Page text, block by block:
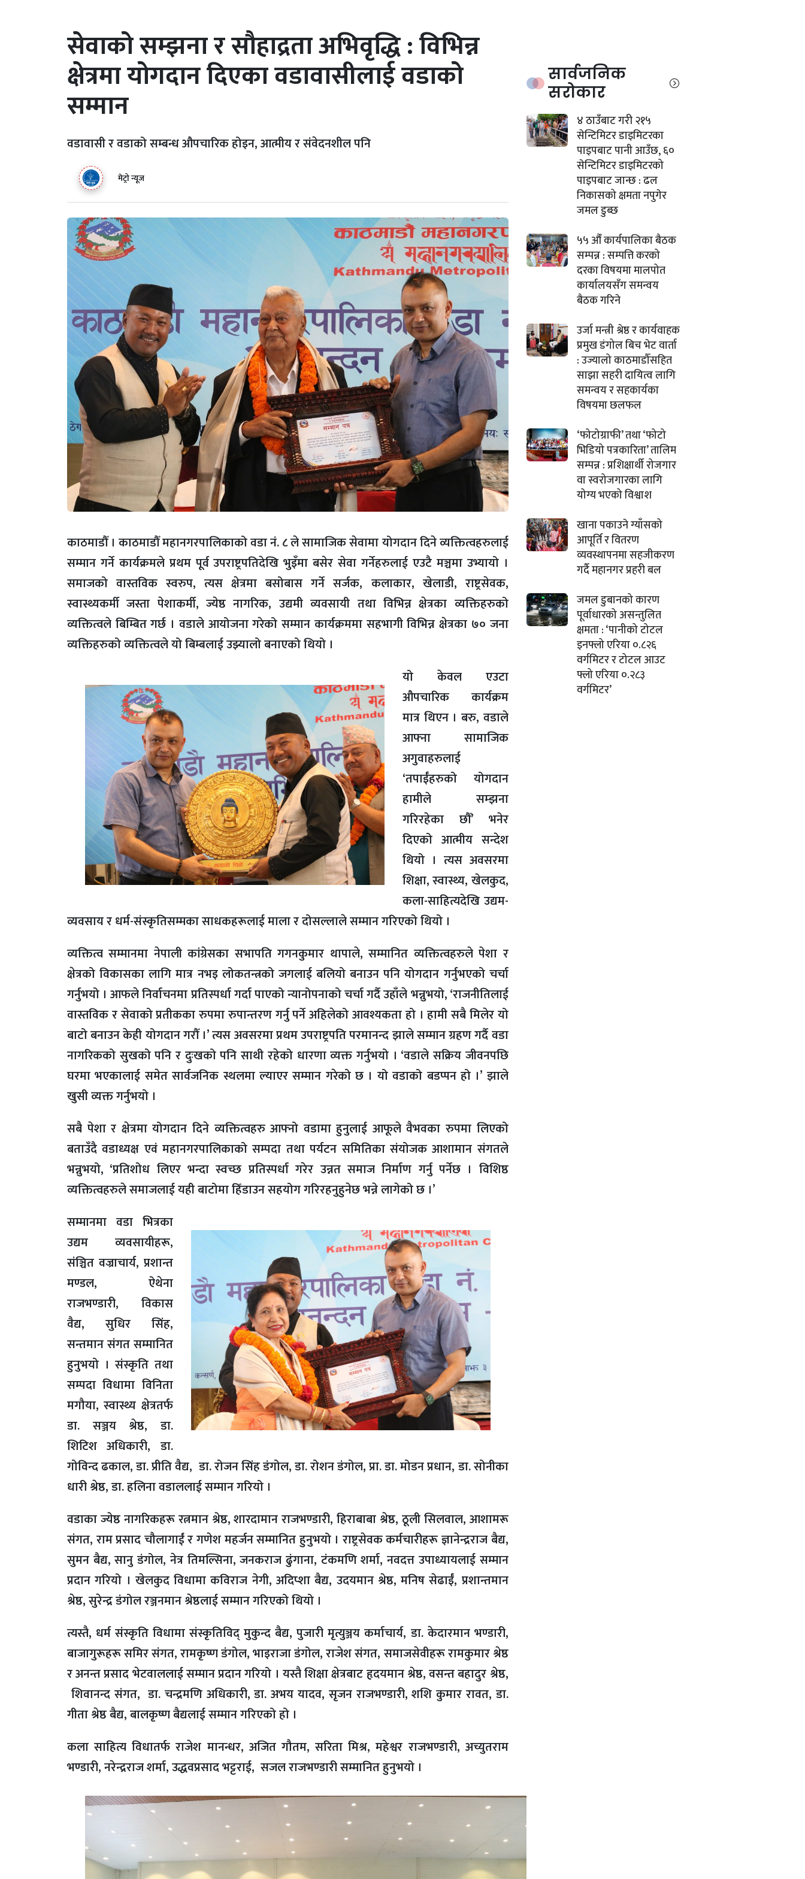
सेवाको सम्झना र सौहाद्रता अभिवृद्धि : विभिन्न
क्षेत्रमा योगदान दिएका वडावासीलाई वडाको
सम्मान
वडावासी र वडाको सम्बन्ध औपचारिक होइन, आत्मीय र संवेदनशील पनि
मेट्रो न्यूज
काठमाडौँ । काठमाडौँ महानगरपालिकाको वडा नं. ८ ले सामाजिक सेवामा योगदान दिने व्यक्तित्वहरुलाई
सम्मान गर्ने कार्यक्रमले प्रथम पूर्व उपराष्ट्रपतिदेखि भुइँमा बसेर सेवा गर्नेहरुलाई एउटै मञ्चमा उभ्यायो ।
समाजको वास्तविक स्वरुप, त्यस क्षेत्रमा बसोबास गर्ने सर्जक, कलाकार, खेलाडी, राष्ट्रसेवक,
स्वास्थ्यकर्मी जस्ता पेशाकर्मी, ज्येष्ठ नागरिक, उद्यमी व्यवसायी तथा विभिन्न क्षेत्रका व्यक्तिहरुको
व्यक्तित्वले बिम्बित गर्छ । वडाले आयोजना गरेको सम्मान कार्यक्रममा सहभागी विभिन्न क्षेत्रका ७० जना
व्यक्तिहरुको व्यक्तित्वले यो बिम्बलाई उझ्यालो बनाएको थियो ।
यो केवल एउटा
औपचारिक कार्यक्रम
मात्र थिएन । बरु, वडाले
आफ्ना सामाजिक
अगुवाहरुलाई
‘तपाईँहरुको योगदान
हामीले सम्झना
गरिरहेका छौँ’ भनेर
दिएको आत्मीय सन्देश
थियो । त्यस अवसरमा
शिक्षा, स्वास्थ्य, खेलकुद,
कला-साहित्यदेखि उद्यम-
व्यवसाय र धर्म-संस्कृतिसम्मका साधकहरूलाई माला र दोसल्लाले सम्मान गरिएको थियो ।
व्यक्तित्व सम्मानमा नेपाली कांग्रेसका सभापति गगनकुमार थापाले, सम्मानित व्यक्तित्वहरुले पेशा र
क्षेत्रको विकासका लागि मात्र नभइ लोकतन्त्रको जगलाई बलियो बनाउन पनि योगदान गर्नुभएको चर्चा
गर्नुभयो । आफले निर्वाचनमा प्रतिस्पर्धा गर्दा पाएको न्यानोपनाको चर्चा गर्दै उहाँले भन्नुभयो, ‘राजनीतिलाई
वास्तविक र सेवाको प्रतीकका रुपमा रुपान्तरण गर्नु पर्ने अहिलेको आवश्यकता हो । हामी सबै मिलेर यो
बाटो बनाउन केही योगदान गरौँ ।’ त्यस अवसरमा प्रथम उपराष्ट्रपति परमानन्द झाले सम्मान ग्रहण गर्दै वडा
नागरिकको सुखको पनि र दुःखको पनि साथी रहेको धारणा व्यक्त गर्नुभयो । ‘वडाले सक्रिय जीवनपछि
घरमा भएकालाई समेत सार्वजनिक स्थलमा ल्याएर सम्मान गरेको छ । यो वडाको बडप्पन हो ।’ झाले
खुसी व्यक्त गर्नुभयो ।
सबै पेशा र क्षेत्रमा योगदान दिने व्यक्तित्वहरु आफ्नो वडामा हुनुलाई आफूले वैभवका रुपमा लिएको
बताउँदै वडाध्यक्ष एवं महानगरपालिकाको सम्पदा तथा पर्यटन समितिका संयोजक आशामान संगतले
भन्नुभयो, ‘प्रतिशोध लिएर भन्दा स्वच्छ प्रतिस्पर्धा गरेर उन्नत समाज निर्माण गर्नु पर्नेछ । विशिष्ठ
व्यक्तित्वहरुले समाजलाई यही बाटोमा हिँडाउन सहयोग गरिरहनुहुनेछ भन्ने लागेको छ ।’
सम्मानमा वडा भित्रका
उद्यम व्यवसायीहरू,
संञ्चित वज्राचार्य, प्रशान्त
मण्डल, ऐथेना
राजभण्डारी, विकास
वैद्य, सुधिर सिंह,
सन्तमान संगत सम्मानित
हुनुभयो । संस्कृति तथा
सम्पदा विधामा विनिता
मगौया, स्वास्थ्य क्षेत्रतर्फ
डा. सञ्जय श्रेष्ठ, डा.
शिटिश अधिकारी, डा.
गोविन्द ढकाल, डा. प्रीति वैद्य, डा. रोजन सिंह डंगोल, डा. रोशन डंगोल, प्रा. डा. मोडन प्रधान, डा. सोनीका
धारी श्रेष्ठ, डा. हलिना वडाललाई सम्मान गरियो ।
वडाका ज्येष्ठ नागरिकहरू रत्नमान श्रेष्ठ, शारदामान राजभण्डारी, हिराबाबा श्रेष्ठ, ठूली सिलवाल, आशामरू
संगत, राम प्रसाद चौलागाईं र गणेश महर्जन सम्मानित हुनुभयो । राष्ट्रसेवक कर्मचारीहरू ज्ञानेन्द्रराज बैद्य,
सुमन बैद्य, सानु डंगोल, नेत्र तिमल्सिना, जनकराज ढुंगाना, टंकमणि शर्मा, नवदत्त उपाध्यायलाई सम्मान
प्रदान गरियो । खेलकुद विधामा कविराज नेगी, अदिप्शा बैद्य, उदयमान श्रेष्ठ, मनिष सेढाईँ, प्रशान्तमान
श्रेष्ठ, सुरेन्द्र डंगोल रञ्जनमान श्रेष्ठलाई सम्मान गरिएको थियो ।
त्यस्तै, धर्म संस्कृति विधामा संस्कृतिविद् मुकुन्द बैद्य, पुजारी मृत्युञ्जय कर्माचार्य, डा. केदारमान भण्डारी,
बाजागुरूहरू समिर संगत, रामकृष्ण डंगोल, भाइराजा डंगोल, राजेश संगत, समाजसेवीहरू रामकुमार श्रेष्ठ
र अनन्त प्रसाद भेटवाललाई सम्मान प्रदान गरियो । यस्तै शिक्षा क्षेत्रबाट हृदयमान श्रेष्ठ, वसन्त बहादुर श्रेष्ठ,
शिवानन्द संगत, डा. चन्द्रमणि अधिकारी, डा. अभय यादव, सृजन राजभण्डारी, शशि कुमार रावत, डा.
गीता श्रेष्ठ बैद्य, बालकृष्ण बैद्यलाई सम्मान गरिएको हो ।
कला साहित्य विधातर्फ राजेश मानन्धर, अजित गौतम, सरिता मिश्र, महेश्वर राजभण्डारी, अच्युतराम
भण्डारी, नरेन्द्रराज शर्मा, उद्धवप्रसाद भट्टराई, सजल राजभण्डारी सम्मानित हुनुभयो ।
सार्वजनिक
सरोकार
४ ठाउँबाट गरी २१५
सेन्टिमिटर डाइमिटरका
पाइपबाट पानी आउँछ, ६०
सेन्टिमिटर डाइमिटरको
पाइपबाट जान्छ : ढल
निकासको क्षमता नपुगेर
जमल डुब्छ
५५ औँ कार्यपालिका बैठक
सम्पन्न : सम्पत्ति करको
दरका विषयमा मालपोत
कार्यालयसँग समन्वय
बैठक गरिने
उर्जा मन्त्री श्रेष्ठ र कार्यवाहक
प्रमुख डंगोल बिच भेट वार्ता
: उज्यालो काठमाडौँसहित
साझा सहरी दायित्व लागि
समन्वय र सहकार्यका
विषयमा छलफल
‘फोटोग्राफी’ तथा ‘फोटो
भिडियो पत्रकारिता’ तालिम
सम्पन्न : प्रशिक्षार्थी रोजगार
वा स्वरोजगारका लागि
योग्य भएको विश्वाश
खाना पकाउने ग्याँसको
आपूर्ति र वितरण
व्यवस्थापनमा सहजीकरण
गर्दै महानगर प्रहरी बल
जमल डुबानको कारण
पूर्वाधारको असन्तुलित
क्षमता : ‘पानीको टोटल
इनफ्लो एरिया ०.८२६
वर्गमिटर र टोटल आउट
फ्लो एरिया ०.२८३
वर्गमिटर’